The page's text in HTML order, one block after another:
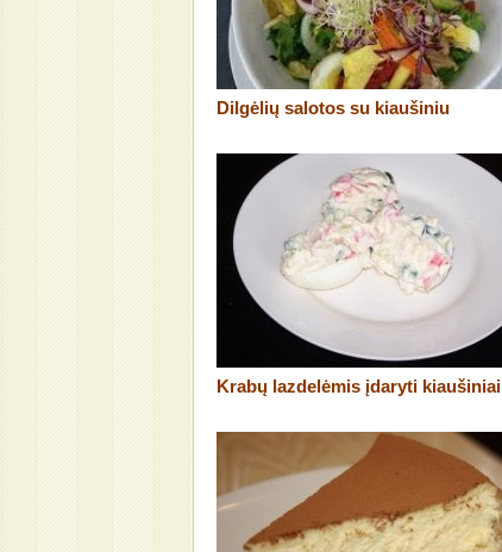
Dilgėlių salotos su kiaušiniu
Krabų lazdelėmis įdaryti kiaušiniai